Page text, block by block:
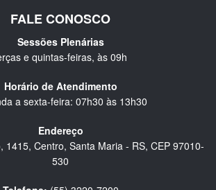
FALE CONOSCO
Sessões Plenárias
e quintas-feiras, às 09h
Horário de Atendimento
a sexta-feira: 07h30 às 13h30
Endereço
1415, Centro, Santa Maria - RS, CEP 97010-
530